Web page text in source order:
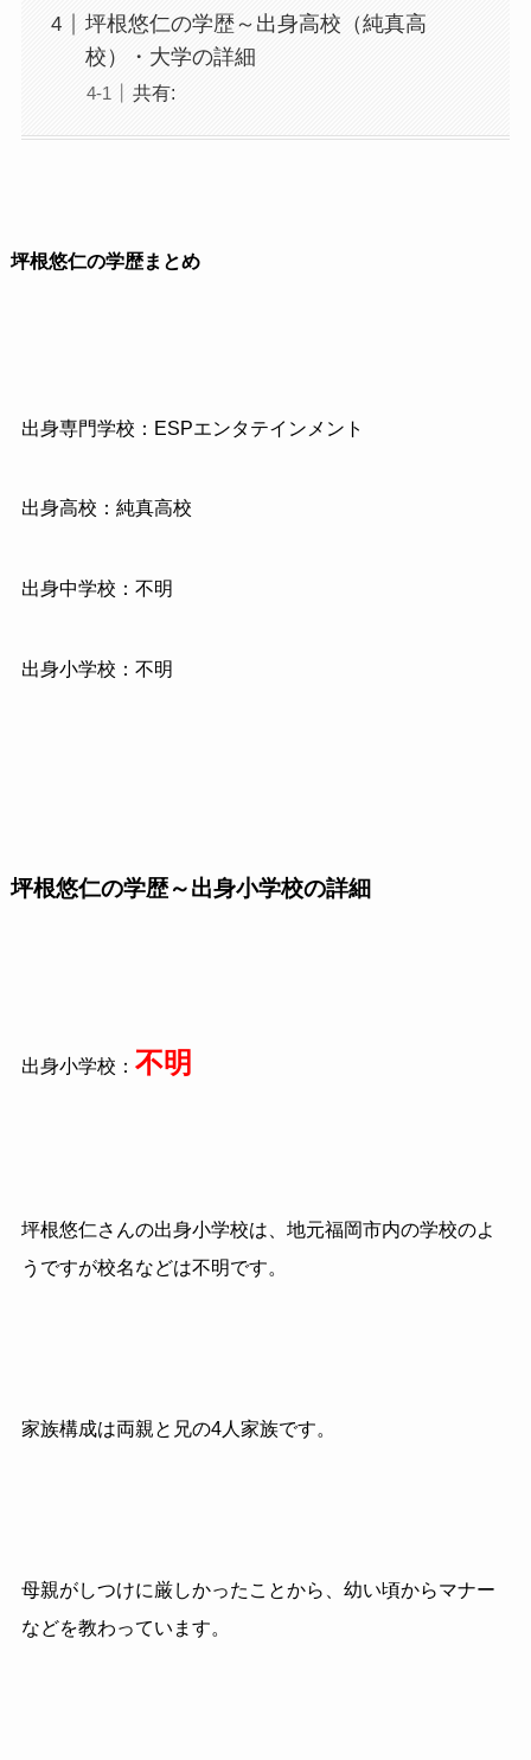
坪根悠仁の学歴～出身高校（純真高
校）・大学の詳細
共有:
坪根悠仁の学歴まとめ
出身専門学校：ESPエンタテインメント
出身高校：純真高校
出身中学校：不明
出身小学校：不明
坪根悠仁の学歴～出身小学校の詳細
出身小学校： 不明
坪根悠仁さんの出身小学校は、地元福岡市内の学校のよ
うですが校名などは不明です。
家族構成は両親と兄の4人家族です。
母親がしつけに厳しかったことから、幼い頃からマナー
などを教わっています。